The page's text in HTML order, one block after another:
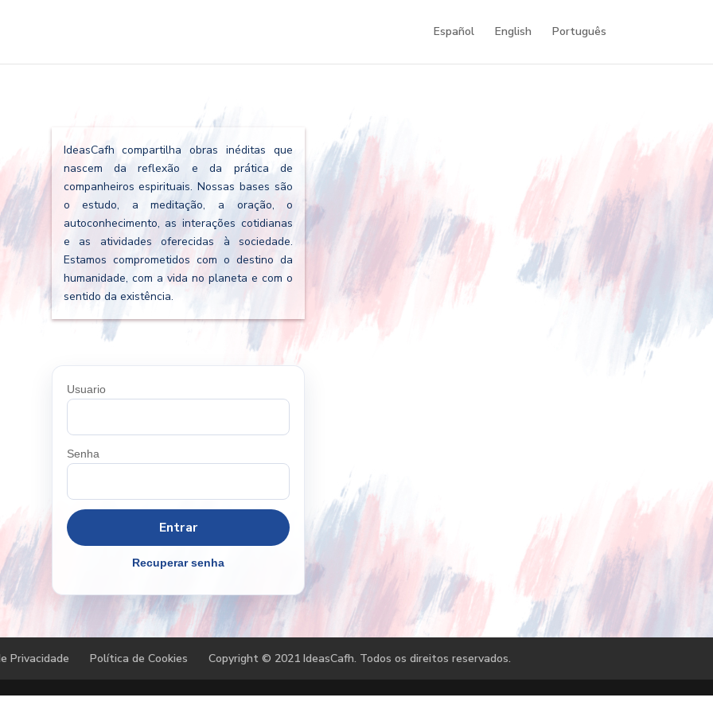
Español English Português
IdeasCafh compartilha obras inéditas que
nascem da reflexão e da prática de
companheiros espirituais. Nossas bases são
o estudo, a meditação, a oração, o
autoconhecimento, as interações cotidianas
e as atividades oferecidas à sociedade.
Estamos comprometidos com o destino da
humanidade, com a vida no planeta e com o
sentido da existência.
Usuario
Senha
Recuperar senha
Privacidade Política de Cookies Copyright © 2021 IdeasCafh. Todos os direitos reservados.